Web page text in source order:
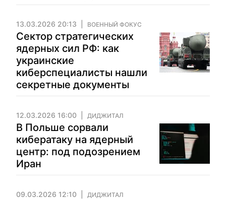
13.03.2026 20:13 ВОЕННЫЙ ФОКУС
Сектор стратегических
ядерных сил РФ: как
украинские
киберспециалисты нашли
секретные документы
12.03.2026 16:00 ДИДЖИТАЛ
В Польше сорвали
кибератаку на ядерный
центр: под подозрением
Иран
09.03.2026 12:10 ДИДЖИТАЛ